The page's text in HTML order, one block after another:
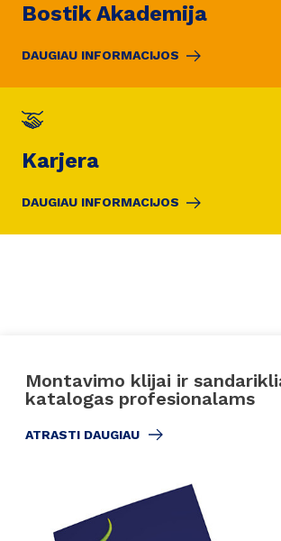
Bostik Akademija
DAUGIAU INFORMACIJOS
Karjera
DAUGIAU INFORMACIJOS
Montavimo klijai ir
katalogas profesionalams
ATRASTI DAUGIAU